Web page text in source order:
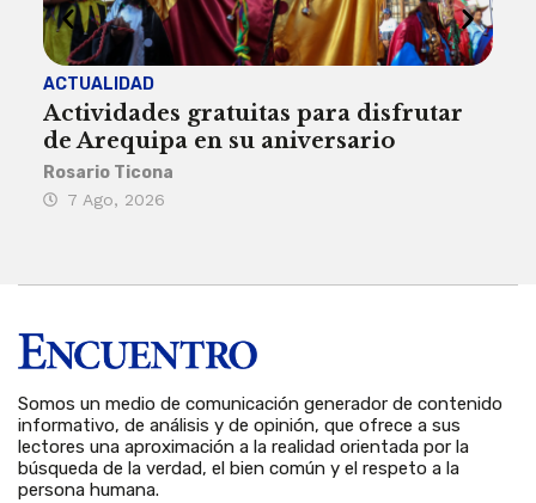
ACTUALIDAD
Actividades gratuitas para disfrutar
de Arequipa en su aniversario
Rosario Ticona
7 Ago, 2026
Somos un medio de comunicación generador de contenido
informativo, de análisis y de opinión, que ofrece a sus
lectores una aproximación a la realidad orientada por la
búsqueda de la verdad, el bien común y el respeto a la
persona humana.